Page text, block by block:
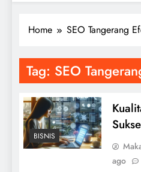
Home SEO Tangerang
Tag: SEO
BISNIS
ago